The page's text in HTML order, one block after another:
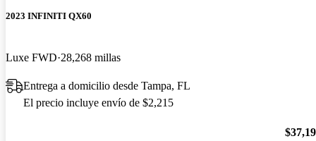
2023 INFINITI QX60
Luxe FWD 28,268 millas
Entrega a domicilio desde Tampa, FL
El precio incluye envío de $2,215